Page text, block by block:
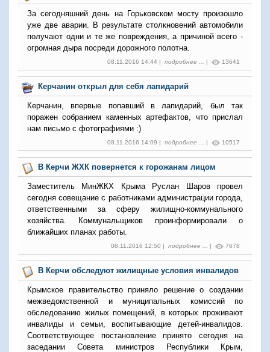
За сегодняшний день на Горьковском мосту произошло
уже две аварии. В результате столкновений автомобили
получают одни и те же повреждения, а причиной всего -
огромная дыра посреди дорожного полотна.
08.11.2016 14:44 | подробнее ... | 13641
Керчанин открыл для себя лапидарий
Керчанин, впервые попавший в лапидарий, был так
поражен собранием каменных артефактов, что прислал
нам письмо с фотографиями :)
08.11.2016 14:09 | подробнее ... | 10517
В Керчи ЖХК повернется к горожанам лицом
Заместитель МинЖКХ Крыма Руслан Шаров провел
сегодня совещание с работниками администрации города,
ответственными за сферу жилищно-коммунального
хозяйства. Коммунальщиков проинформировали о
ближайших планах работы.
08.11.2016 12:50 | подробнее ... | 7678
В Керчи обследуют жилищные условия инвалидов
Крымское правительство приняло решение о создании
межведомственной и муниципальных комиссий по
обследованию жилых помещений, в которых проживают
инвалиды и семьи, воспитывающие детей-инвалидов.
Соответствующее постановление принято сегодня на
заседании Совета министров Республики Крым,